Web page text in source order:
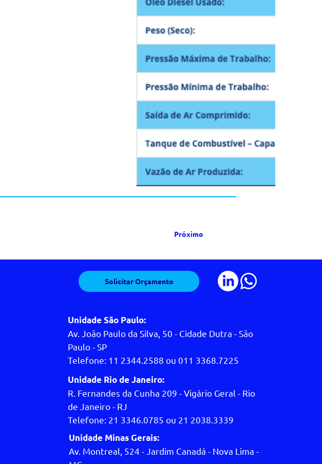
Próximo
Solicitar Orçamento
Unidade São Paulo:
Av. João Paulo da Silva, 50 - Cidade Dutra - São
Paulo - SP
Telefone: 11 2344.2588 ou 011 3368.7225
Unidade Rio de Janeiro:
R. Fernandes da Cunha 209 - Vigário Geral - Rio
de Janeiro - RJ
Telefone: 21 3346.0785 ou 21 2038.3339
Unidade Minas Gerais:
Av. Montreal, 524 - Jardim Canadá - Nova Lima -